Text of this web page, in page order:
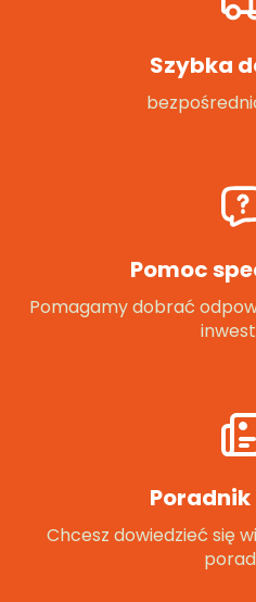
Szybka
Pomoc
Pomagamy dobrać
Chcesz dowiedzieć się